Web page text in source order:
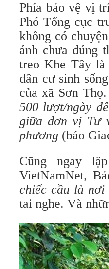
Phía bảo vệ vị
Phó Tổng cục
không có
ánh chưa đúng
treo Khe Tây
dân cư sinh
của xã Sơn
500 lượt/ngày
giữa đơn vị Tư
phương (báo
Cũng ngay
VietNamNet,
chiếc cầu là
tai nghe. Và